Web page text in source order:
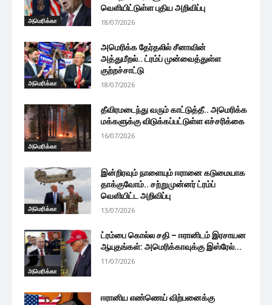
அமெரிக்கா
வெளியிட்டுள்ள புதிய அறிவிப்பு
18/07/2026
அமெரிக்கா
அமெரிக்க தேர்தலில் சீனாவின்
அத்துமீறல்.. ட்ரம்ப் முன்வைத்துள்ள
குற்றச்சாட்டு
18/07/2026
அமெரிக்கா
தீவிரமடைந்து வரும் காட்டுத்தீ.. அமெரிக்க
மக்களுக்கு விடுக்கப்பட்டுள்ள எச்சரிக்கை
16/07/2026
அமெரிக்கா
இன்றிரவும் நாளையும் ஈரானை கடுமையாக
தாக்குவோம்.. சற்றுமுன்னர் ட்ரம்ப்
வெளியிட்ட அறிவிப்பு
13/07/2026
அமெரிக்கா
ட்ரம்பை கொல்ல சதி – ஈரானிடம் இரசாயன
ஆயுதங்கள்: அமெரிக்காவுக்கு இஸ்ரேல்...
11/07/2026
ஈரானிய எண்ணெய் விற்பனைக்கு